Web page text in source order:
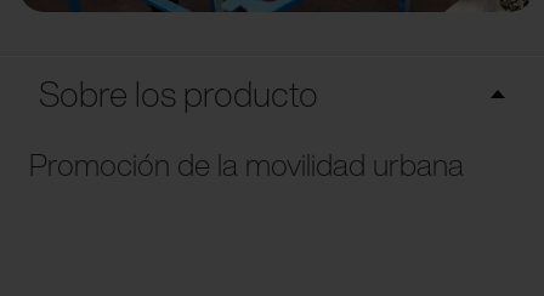
Sobre los producto
Promoción de la movilidad urbana